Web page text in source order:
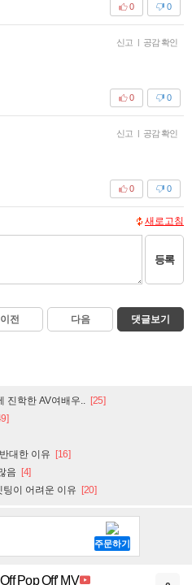
0
0
신고 | 공감 확인
0
0
신고 | 공감 확인
0
0
새로고침
등록
이전 다음 댓글보기
진학한 AV여배우.. [25]
대한 이유 [16]
음 [4]
이 어려운 이유 [20]
Pop Off' MV